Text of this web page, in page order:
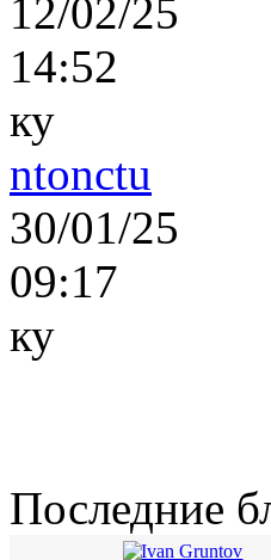
12/02/25
14:52
ку
ntonctu
30/01/25
09:17
ку
Последние